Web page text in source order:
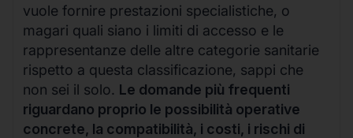
vuole fornire prestazioni specialistiche, o
magari quali siano i limiti di accesso e le
rappresentanze delle altre categorie sanitarie
rispetto a questa classificazione, sappi che
non sei il solo. Le domande più frequenti
riguardano proprio le possibilità operative
concrete, la compatibilità, i costi, i rischi di